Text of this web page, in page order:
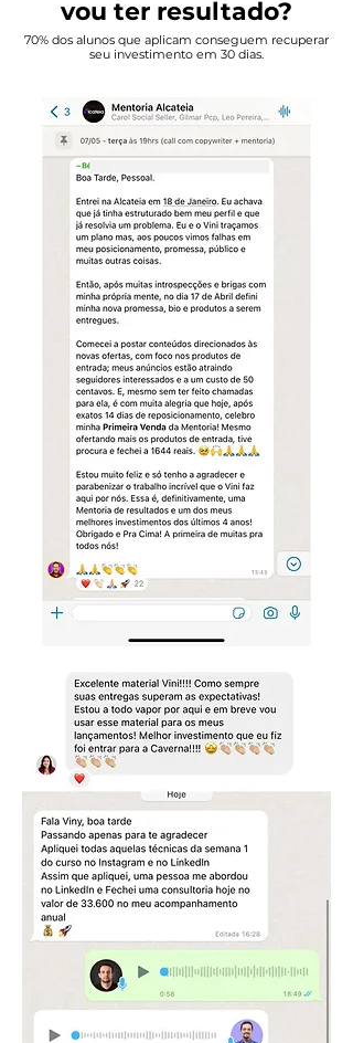
vou ter resultado?
70% dos alunos que aplicam conseguem recuperar
seu investimento em 30 dias.